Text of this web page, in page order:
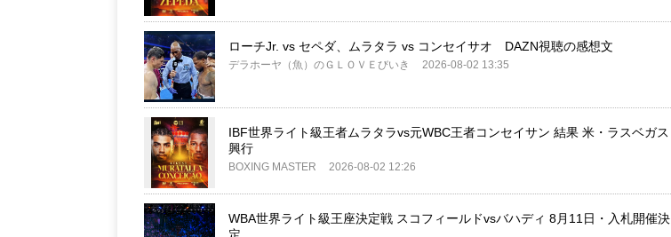
ローチJr. vs セペダ、ムラタラ vs コンセイサオ DAZN視聴の感想文
デラホーヤ（魚）のＧＬＯＶＥびいき 2026-08-02 13:35
IBF世界ライト級王者ムラタラvs元WBC王者コンセイサン 結果 米・ラスベガス
興行
BOXING MASTER 2026-08-02 12:26
WBA世界ライト級王座決定戦 スコフィールドvsバハディ 8月11日・入札開催決